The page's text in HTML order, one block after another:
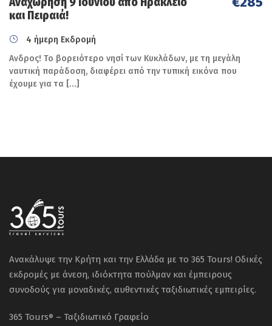
Πρωινό. Αποχαιρετάμε την Όμορφη
Κεφαλονιά και και αναχωρούμε για Αθήνα
από το λιμάνι του Πόρουγια την
Διανυκτέρευση εν πλω.
Ημέρα 6η
ΗΡΑΚΛΕΙΟ.
Άφιξη στο Ηράκλειο νωρίς το πρωί.
και Πειραιά!
4 ήμερη Εκδρομή
Ανδρος! Το βορειότερο νησί των Κυκλάδων, με τη μεγάλη
ναυτική παράδοση, διαφέρει από την τυπική εικόνα που
έχουμε για τα […]
Ανακάλυψε την Κρήτη και την Ελλάδα με το 365 Tours! Οδικές
εκδρομές με άνεση, ιδιόκτητα πούλμαν και έμπειρους
συνοδούς για μοναδικές, αυθεντικές ταξιδιωτικές εμπειρίες.
365 Tours® – Ταξιδιωτικό Γραφείο